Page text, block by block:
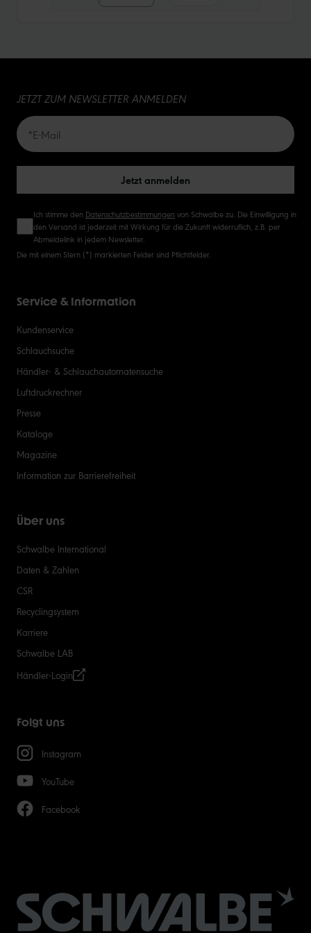
20
JETZT ZUM NEWSLETTER ANMELDEN
Jetzt anmelden
Ich stimme den Datenschutzbestimmungen von Schwalbe zu. Die Einwilligung in
den Versand ist jederzeit mit Wirkung für die Zukunft widerruflich, z.B. per
Abmeldelink in jedem Newsletter.
Die mit einem Stern (*) markierten Felder sind Pflichtfelder.
Service & Information
Kundenservice
Schlauchsuche
Händler- & Schlauchautomatensuche
Luftdruckrechner
Presse
Kataloge
Magazine
Information zur Barrierefreiheit
Über uns
Schwalbe International
Daten & Zahlen
CSR
Recyclingsystem
Karriere
Schwalbe LAB
Händler-Login
Folgt uns
Instagram
YouTube
Facebook